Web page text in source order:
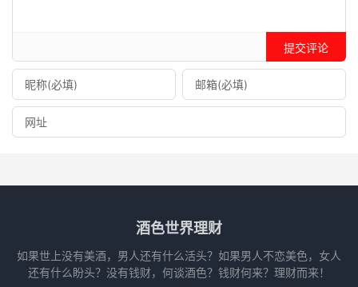
提交评论
酒色世界理财
如果世上没有美酒，男人还有什么活头？如果男人不恋美色，女人
还有什么盼头？没有钱财，何谈酒色？钱财何来？理财而来！